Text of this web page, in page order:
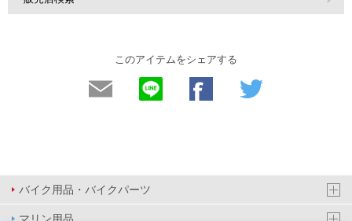
このアイテムをシェアする
バイク用品・バイクパーツ